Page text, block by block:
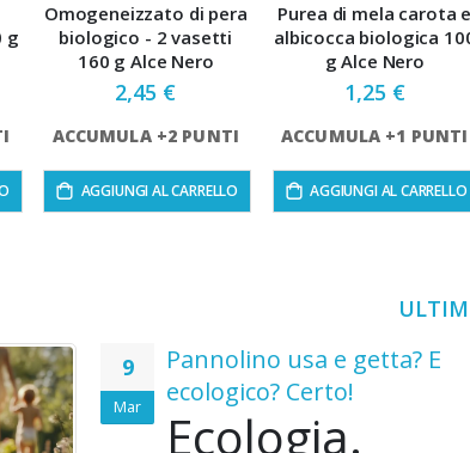
g
Omogeneizzato di pera
biologico - 2 vasetti
160 g Alce Nero
2,45 €
ACCUMULA +2 PUNTI
AGGIUNGI AL CARRELLO
Purea di mela carota e
albicocca biologica
g Alce Nero
1,25 €
ACCUMULA +1 PUNTI
AGGIUNGI AL CARRELLO
9
Mar
Pannolino usa e getta? E
ecologico? Certo!
Ecologia.